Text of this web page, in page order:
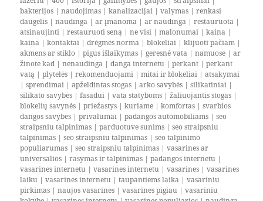
bakterijos |naudojimas |kanalizacijai |valymas |renkasi
daugelis |naudinga |ar įmanoma |ar naudinga |restauruota |
atsinaujinti |restauruoti seną |ne visi |malonumai |kaina |
kaina |kontaktai |drėgmės norma |blokeliai |klijuoti pačiam |
akmens ar stiklo |pigus išlaikymas | geresnė vata |namuose |ar
žinote kad |nenaudinga |danga internetu |perkant |perkant
vatą |plytelės |rekomenduojami |mitai ir blokeliai |atsakymai
|sprendimai |apželdintas stogas |arko savybės |silikatiniai |
silikato savybės |fasadui |vata statyboms |žaliuojantis stogas |
blokelių savynės |priežastys |kuriame |komfortas |svarbios
dangos savybės |privalumai |padangos automobiliams |seo
straipsniu talpinimas |parduotuve sunims |seo straipsniu
talpinimas |seo straipsniu talpinimas |seo talpinimo
populiarumas |seo straipsniu talpinimas |vasarines ar
universalios |rasymas ir talpinimas |padangos internetu |
vasarines internetu |vasarines internetu |vasarines |vasarines
laiku |vasarines internetu |taupantiems laika |vasariniu
pirkimas |naujos vasarines |vasarines pigiau |vasariniu